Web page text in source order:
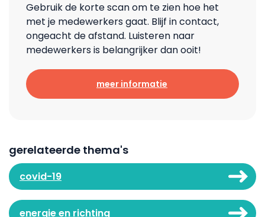
Gebruik de korte scan om te zien hoe het
met je medewerkers gaat. Blijf in contact,
ongeacht de afstand. Luisteren naar
medewerkers is belangrijker dan ooit!
meer informatie
gerelateerde thema's
covid-19
energie en richting